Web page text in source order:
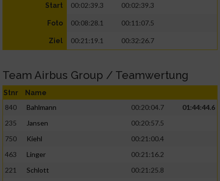
Start 00:02:39.3 00:02:39.3
Foto 00:08:28.1 00:11:07.5
Ziel 00:21:19.1 00:32:26.7
Team Airbus Group / Teamwertung
Stnr Name
840 Bahlmann 00:20:04.7
01:44:44.6
235
Jansen
00:20:57.5
750
Kiehl
00:21:00.4
463
Linger
00:21:16.2
221
Schlott
00:21:25.8